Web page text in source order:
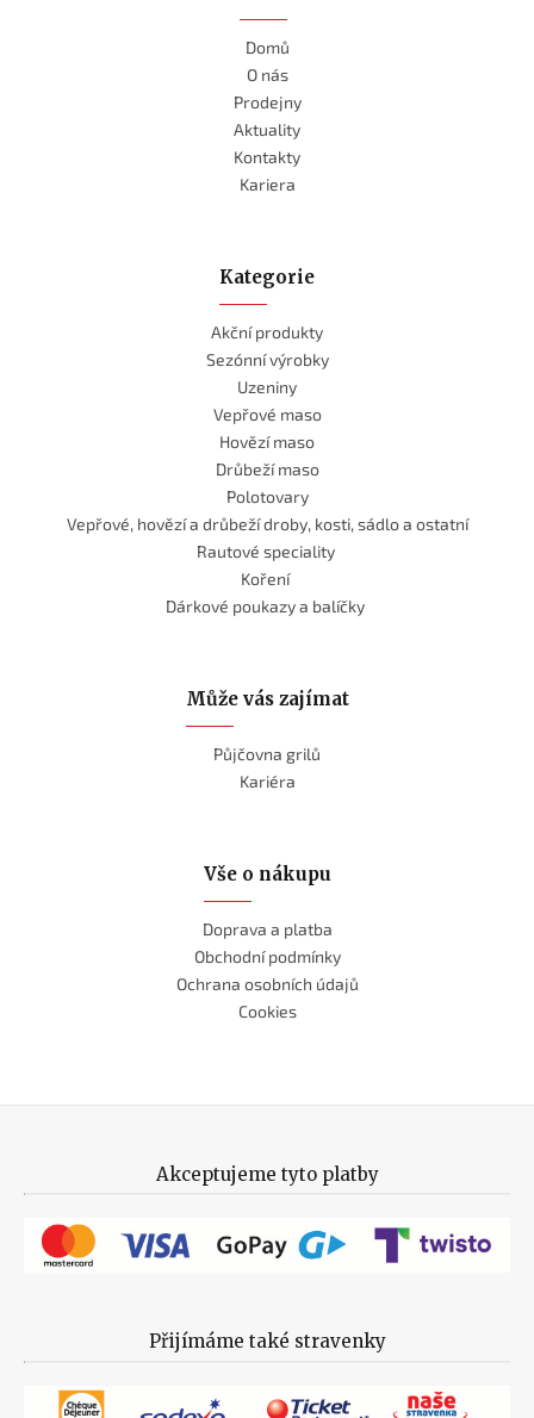
Domů
O nás
Prodejny
Aktuality
Kontakty
Kariera
Kategorie
Akční produkty
Sezónní výrobky
Uzeniny
Vepřové maso
Hovězí maso
Drůbeží maso
Polotovary
Vepřové, hovězí a drůbeží droby, kosti, sádlo a ostatní
Rautové speciality
Koření
Dárkové poukazy a balíčky
Může vás zajímat
Půjčovna grilů
Kariéra
Vše o nákupu
Doprava a platba
Obchodní podmínky
Ochrana osobních údajů
Cookies
Akceptujeme tyto platby
Přijímáme také stravenky